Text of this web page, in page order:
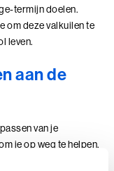
(BaakBoost)
termijn doelen.
om deze valkuilen te
leven.
aan de
van je
je op weg te helpen.